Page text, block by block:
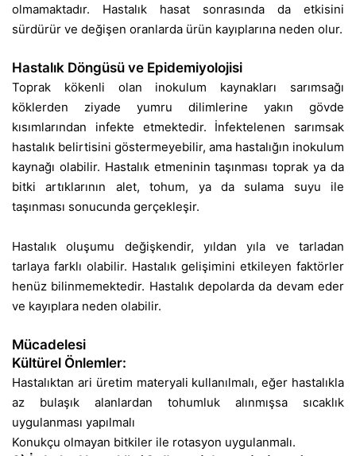
olmamaktadır. Hastalık hasat sonrasında da etkisini
sürdürür ve değişen oranlarda ürün kayıplarına neden olur.
Hastalık Döngüsü ve Epidemiyolojisi
Toprak kökenli olan inokulum kaynakları sarımsağı
köklerden ziyade yumru dilimlerine yakın gövde
kısımlarından infekte etmektedir. İnfektelenen sarımsak
hastalık belirtisini göstermeyebilir, ama hastalığın inokulum
kaynağı olabilir. Hastalık etmeninin taşınması toprak ya da
bitki artıklarının alet, tohum, ya da sulama suyu ile
taşınması sonucunda gerçekleşir.
Hastalık oluşumu değişkendir, yıldan yıla ve tarladan
tarlaya farklı olabilir. Hastalık gelişimini etkileyen faktörler
henüz bilinmemektedir. Hastalık depolarda da devam eder
ve kayıplara neden olabilir.
Mücadelesi
Kültürel Önlemler:
Hastalıktan ari üretim materyali kullanılmalı, eğer hastalıkla
az bulaşık alanlardan tohumluk alınmışsa sıcaklık
uygulanması yapılmalı
Konukçu olmayan bitkiler ile rotasyon uygulanmalı.